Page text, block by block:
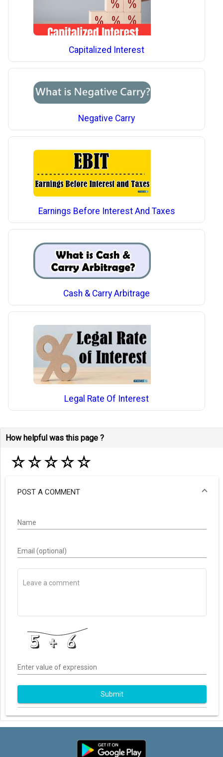
Capitalized Interest
Negative Carry
Earnings Before Interest And Taxes
Cash & Carry Arbitrage
Legal Rate Of Interest
How helpful was this page ?
☆☆☆☆☆
POST A COMMENT
Name
Email (optional)
Enter value of expression
Submit